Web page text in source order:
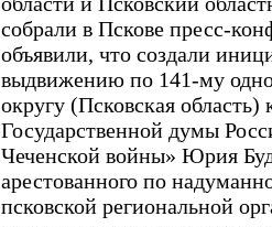
собрали в Пскове пресс-
объявили, что создали
выдвижению по 141-му
округу (Псковская
Государственной думы
Чеченской войны» Юрия
арестованного по
псковской региональной